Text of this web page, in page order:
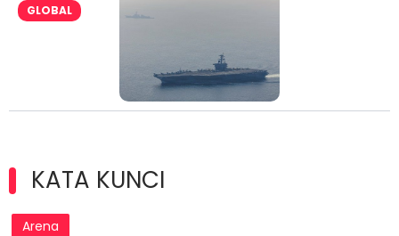
GLOBAL
KATA KUNCI
Arena